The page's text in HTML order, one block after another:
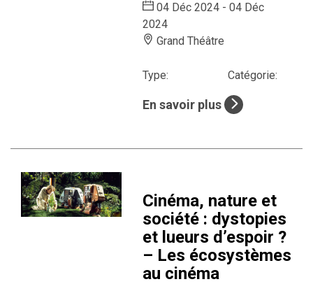
04 Déc 2024 - 04 Déc
2024
Grand Théâtre
Type: Catégorie:
En savoir plus
Cinéma, nature et
société : dystopies
et lueurs d’espoir ?
– Les écosystèmes
au cinéma